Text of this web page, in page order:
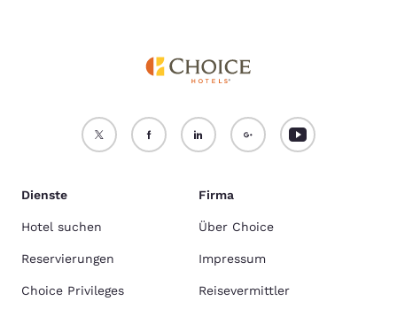
Dienste
Hotel suchen
Reservierungen
Choice Privileges
Firma
Über Choice
Impressum
Reisevermittler